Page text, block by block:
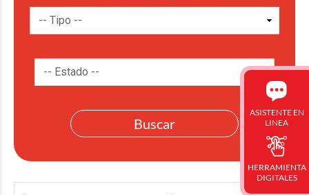
ASISTENTE EN
LINEA
HERRAMIENTA
DIGITALES